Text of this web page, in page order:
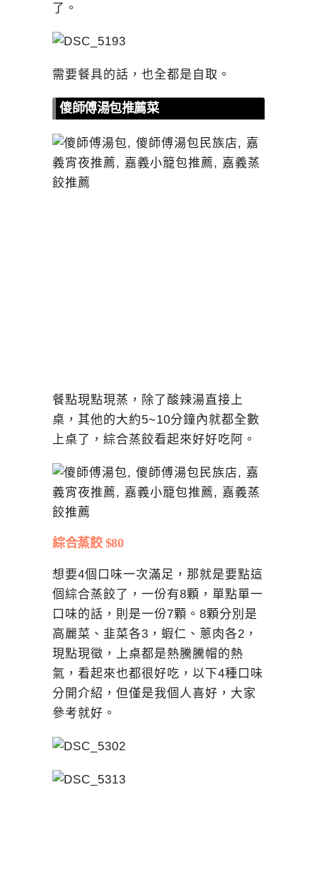
了。
需要餐具的話，也全都是自取。
傻師傅湯包推薦菜
餐點現點現蒸，除了酸辣湯直接上
桌，其他的大約5~10分鐘內就都全數
上桌了，綜合蒸餃看起來好好吃阿。
綜合蒸餃 $80
想要4個口味一次滿足，那就是要點這
個綜合蒸餃了，一份有8顆，單點單一
口味的話，則是一份7顆。8顆分別是
高麗菜、韭菜各3，蝦仁、蔥肉各2，
現點現徵，上桌都是熱騰騰帽的熱
氣，看起來也都很好吃，以下4種口味
分開介紹，但僅是我個人喜好，大家
參考就好。